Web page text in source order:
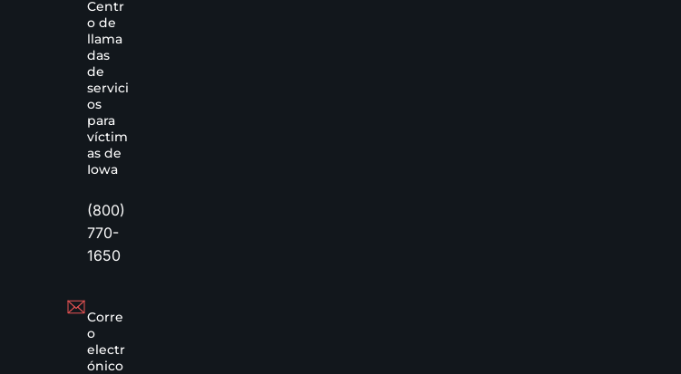
Centr
o de
llama
das
de
servici
os
para
víctim
as de
Iowa
(800)
770-
1650
Corre
o
electr
ónico